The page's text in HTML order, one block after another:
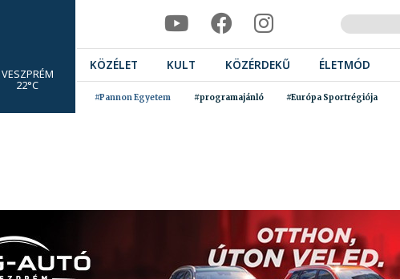
VESZPRÉM
22°C
KÖZÉLET KULT KÖZÉRDEKŰ ÉLETMÓD
#Pannon Egyetem #programajánló #Európa Sportrégiója